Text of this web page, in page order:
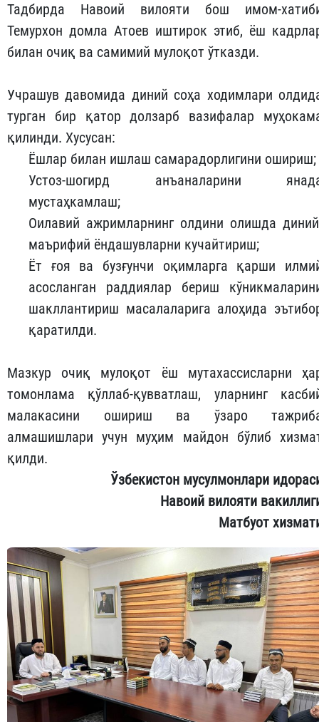
Тадбирда Навоий вилояти бош имом-
Темурхон домла Атоев иштирок этиб, ёш
билан очиқ ва самимий мулоқот ўтказди.
Учрашув давомида диний соҳа ходимлари
турган бир қатор долзарб вазифалар
қилинди. Хусусан:
Ёшлар билан ишлаш самарадорлигини ошириш;
Устоз-шогирд анъаналарини
мустаҳкамлаш;
Оилавий ажримларнинг олдини олишда
маърифий ёндашувларни кучайтириш;
Ёт ғоя ва бузғунчи оқимларга қарши
асосланган раддиялар бериш
шакллантириш масалаларига алоҳида
қаратилди.
Мазкур очиқ мулоқот ёш мутахассисларни
томонлама қўллаб-қувватлаш, уларнинг
малакасини ошириш ва ўзаро
алмашишлари учун муҳим майдон бўлиб
қилди.
Ўзбекистон мусулмонлари
Навоий вилояти
Матбуот